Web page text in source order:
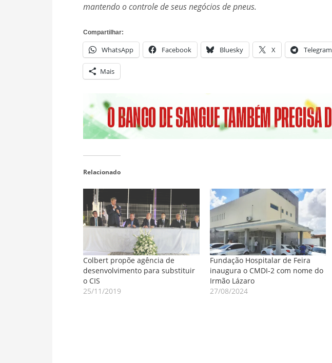
mantendo o controle de seus negócios de pneus.
Compartilhar:
WhatsApp Facebook Bluesky X Telegram
Mais
Relacionado
Colbert propõe agência de
desenvolvimento para substituir
o CIS
25/11/2019
Fundação Hospitalar de Feira
inaugura o CMDI-2 com nome do
Irmão Lázaro
27/08/2024